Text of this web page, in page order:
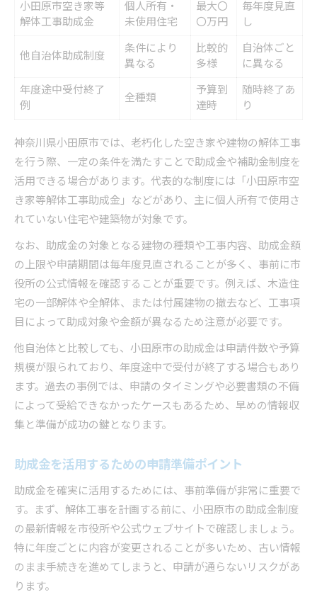
小田原市空き家等
解体工事助成金
個人所有・
未使用住宅
最大〇
〇万円
毎年度見直
し
他自治体助成制度
条件により
異なる
比較的
多様
自治体ごと
に異なる
年度途中受付終了
例
全種類
予算到
達時
随時終了あ
り
神奈川県小田原市では、老朽化した空き家や建物の解体工事
を行う際、一定の条件を満たすことで助成金や補助金制度を
活用できる場合があります。代表的な制度には「小田原市空
き家等解体工事助成金」などがあり、主に個人所有で使用さ
れていない住宅や建築物が対象です。
なお、助成金の対象となる建物の種類や工事内容、助成金額
の上限や申請期間は毎年度見直されることが多く、事前に市
役所の公式情報を確認することが重要です。例えば、木造住
宅の一部解体や全解体、または付属建物の撤去など、工事項
目によって助成対象や金額が異なるため注意が必要です。
他自治体と比較しても、小田原市の助成金は申請件数や予算
規模が限られており、年度途中で受付が終了する場合もあり
ます。過去の事例では、申請のタイミングや必要書類の不備
によって受給できなかったケースもあるため、早めの情報収
集と準備が成功の鍵となります。
助成金を活用するための申請準備ポイント
助成金を確実に活用するためには、事前準備が非常に重要で
す。まず、解体工事を計画する前に、小田原市の助成金制度
の最新情報を市役所や公式ウェブサイトで確認しましょう。
特に年度ごとに内容が変更されることが多いため、古い情報
のまま手続きを進めてしまうと、申請が通らないリスクがあ
ります。